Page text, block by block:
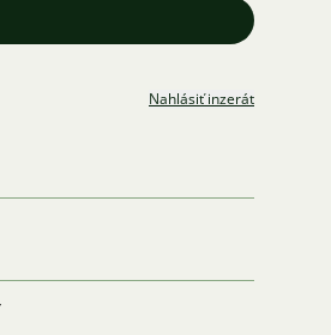
Nahlásiť inzerát